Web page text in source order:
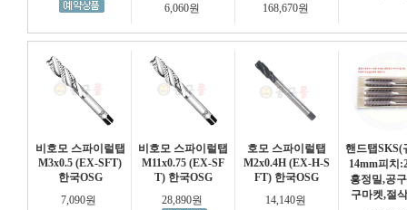
6,060원
168,670원
비호모 스파이럴탭
M3x0.5 (EX-SFT)
한국OSG
7,090원
비호모 스파이럴탭
M11x0.75 (EX-SF
T) 한국OSG
28,890원
호모 스파이럴탭
M2x0.4H (EX-H-S
FT) 한국OSG
14,140원
핸드탭SKS(
14mm피치
흥정밀,공
구마켓,절